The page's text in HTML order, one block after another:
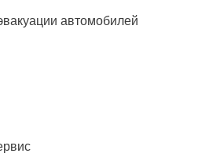
автомобилей